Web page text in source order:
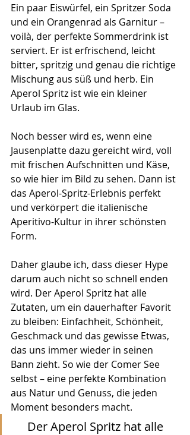
Ein paar Eiswürfel, ein Spritzer Soda
und ein Orangenrad als Garnitur –
voilà, der perfekte Sommerdrink ist
serviert. Er ist erfrischend, leicht
bitter, spritzig und genau die richtige
Mischung aus süß und herb. Ein
Aperol Spritz ist wie ein kleiner
Urlaub im Glas.
Noch besser wird es, wenn eine
Jausenplatte dazu gereicht wird, voll
mit frischen Aufschnitten und Käse,
so wie hier im Bild zu sehen. Dann ist
das Aperol-Spritz-Erlebnis perfekt
und verkörpert die italienische
Aperitivo-Kultur in ihrer schönsten
Form.
Daher glaube ich, dass dieser Hype
darum auch nicht so schnell enden
wird. Der Aperol Spritz hat alle
Zutaten, um ein dauerhafter Favorit
zu bleiben: Einfachheit, Schönheit,
Geschmack und das gewisse Etwas,
das uns immer wieder in seinen
Bann zieht. So wie der Comer See
selbst – eine perfekte Kombination
aus Natur und Genuss, die jeden
Moment besonders macht.
Der Aperol Spritz hat alle